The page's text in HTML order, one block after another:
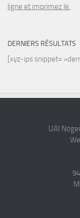
ligne et imprimez le.
DERNIERS RÉSULTATS
[xyz-ips snippet=
UAI